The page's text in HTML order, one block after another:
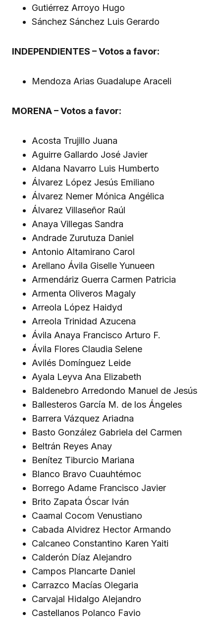
Gutiérrez Arroyo Hugo
Sánchez Sánchez Luis Gerardo
INDEPENDIENTES – Votos a favor:
Mendoza Arias Guadalupe Araceli
MORENA – Votos a favor:
Acosta Trujillo Juana
Aguirre Gallardo José Javier
Aldana Navarro Luis Humberto
Álvarez López Jesús Emiliano
Álvarez Nemer Mónica Angélica
Álvarez Villaseñor Raúl
Anaya Villegas Sandra
Andrade Zurutuza Daniel
Antonio Altamirano Carol
Arellano Ávila Giselle Yunueen
Armendáriz Guerra Carmen Patricia
Armenta Oliveros Magaly
Arreola López Haidyd
Arreola Trinidad Azucena
Ávila Anaya Francisco Arturo F.
Ávila Flores Claudia Selene
Avilés Domínguez Leide
Ayala Leyva Ana Elizabeth
Baldenebro Arredondo Manuel de Jesús
Ballesteros García M. de los Ángeles
Barrera Vázquez Ariadna
Basto González Gabriela del Carmen
Beltrán Reyes Anay
Benítez Tiburcio Mariana
Blanco Bravo Cuauhtémoc
Borrego Adame Francisco Javier
Brito Zapata Óscar Iván
Caamal Cocom Venustiano
Cabada Alvidrez Hector Armando
Calcaneo Constantino Karen Yaiti
Calderón Díaz Alejandro
Campos Plancarte Daniel
Carrazco Macías Olegaria
Carvajal Hidalgo Alejandro
Castellanos Polanco Favio